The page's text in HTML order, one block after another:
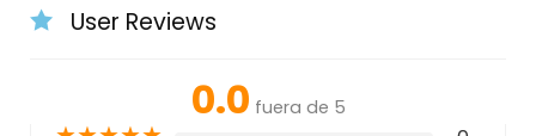
User Reviews
0.0 fuera de 5